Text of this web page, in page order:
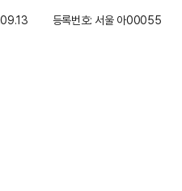
등록번호: 서울 아00055